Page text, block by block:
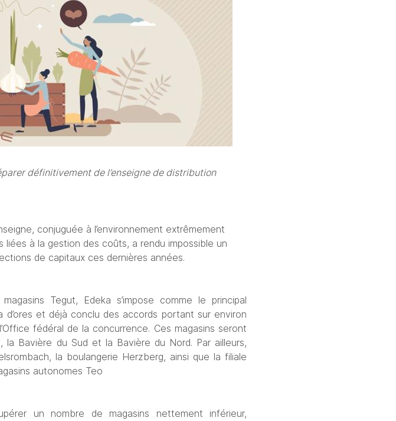
définitivement de l’enseigne de distribution
conjuguée à l’environnement extrêmement
liées à la gestion des coûts, a rendu impossible un
de capitaux ces dernières années.
Tegut, Edeka s’impose comme le principal
d’ores et déjà conclu des accords portant sur environ
fédéral de la concurrence. Ces magasins seront
la Bavière du Sud et la Bavière du Nord. Par ailleurs,
la boulangerie Herzberg, ainsi que la filiale
autonomes Teo
un nombre de magasins nettement inférieur,